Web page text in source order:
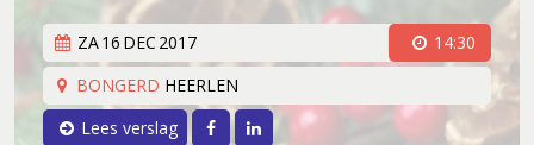
ZA16 DEC 2017
14:30
BONGERD HEERLEN
Lees verslag
FacebookLinkedIn